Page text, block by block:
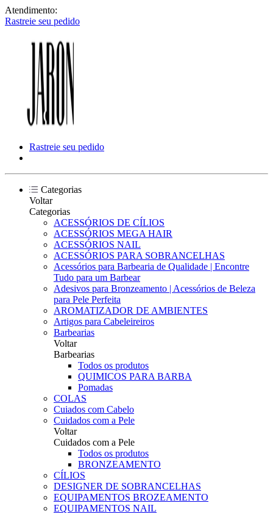
Atendimento:
Rastreie seu pedido
Rastreie seu pedido
Categorias
Voltar
Categorias
ACESSÓRIOS DE CÍLIOS
ACESSÓRIOS MEGA HAIR
ACESSÓRIOS NAIL
ACESSÓRIOS PARA SOBRANCELHAS
Acessórios para Barbearia de Qualidade | Encontre
Tudo para um Barbear
Adesivos para Bronzeamento | Acessórios de Beleza
para Pele Perfeita
AROMATIZADOR DE AMBIENTES
Artigos para Cabeleireiros
Barbearias
Voltar
Barbearias
Todos os produtos
QUIMICOS PARA BARBA
Pomadas
COLAS
Cuiados com Cabelo
Cuidados com a Pele
Voltar
Cuidados com a Pele
Todos os produtos
BRONZEAMENTO
CÍLIOS
DESIGNER DE SOBRANCELHAS
EQUIPAMENTOS BROZEAMENTO
EQUIPAMENTOS NAIL